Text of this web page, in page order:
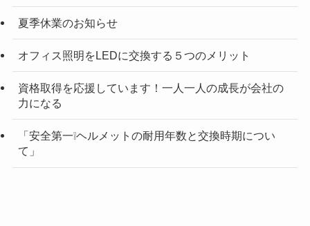
夏季休業のお知らせ
オフィス照明をLEDに交換する５つのメリット
資格取得を応援しています！一人一人の成長が会社の
力になる
「安全第一❕ヘルメットの耐用年数と交換時期につい
て」